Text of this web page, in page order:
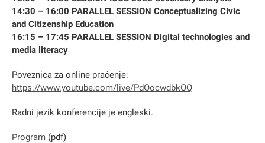
14:30 – 16:00 PARALLEL SESSION Conceptualizing Civic
and Citizenship Education
16:15 – 17:45 PARALLEL SESSION Digital technologies and
media literacy
Poveznica za online praćenje:
https://www.youtube.com/live/PdOocwdbkOQ
Radni jezik konferencije je engleski.
Program (pdf)